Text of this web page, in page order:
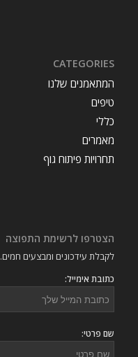
CATEGORIES
המתאמנים שלנו
טיפים
כללי
מאמרים
תחרויות פיתוח גוף
הצטרפו לרשימת התפוצה
לקבלת עידכונים ומבצעים חמים.
כתובת אימייל:
שם פרטי: